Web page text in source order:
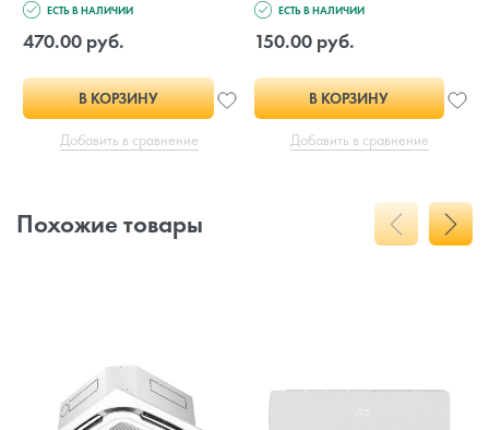
ЕСТЬ В НАЛИЧИИ
470.00 руб.
В КОРЗИНУ
Добавить в сравнение
ЕСТЬ В НАЛИЧИИ
150.00 руб.
В КОРЗИНУ
Добавить в сравнение
Похожие товары